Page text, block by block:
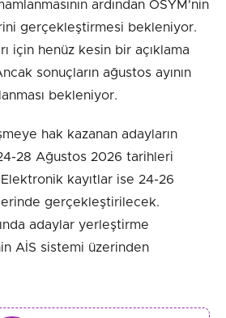
ardından ÖSYM'nin
gerçekleştirmesi bekleniyor.
için henüz kesin bir açıklama
sonuçların ağustos ayının
bekleniyor.
hak kazanan adayların
28 Ağustos 2026 tarihleri
Elektronik kayıtlar ise 24-26
gerçekleştirilecek.
adaylar yerleştirme
AİS sistemi üzerinden